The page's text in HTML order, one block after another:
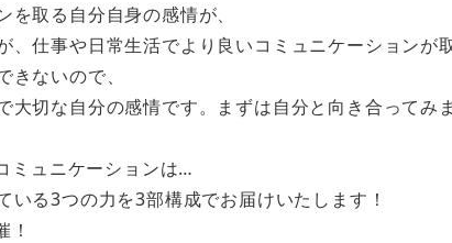
取る自分自身の感情が、
、仕事や日常生活でより良いコミュニケーションが
ないので、
大切な自分の感情です。まずは自分と向き合ってみ
ミュニケーションは…
いる3つの力を3部構成でお届けいたします！